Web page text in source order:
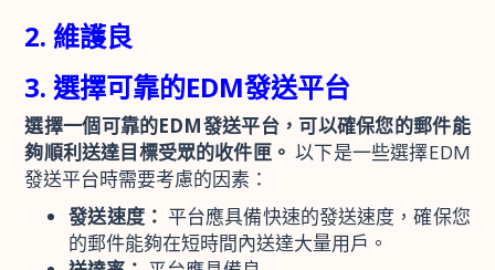
2. 維護良
3. 選擇可靠的EDM發送平台
選擇一個可靠的EDM發送平台，可以確保您的郵件能
夠順利送達目標受眾的收件匣。 以下是一些選擇EDM
發送平台時需要考慮的因素：
發送速度： 平台應具備快速的發送速度，確保您
的郵件能夠在短時間內送達大量用戶。